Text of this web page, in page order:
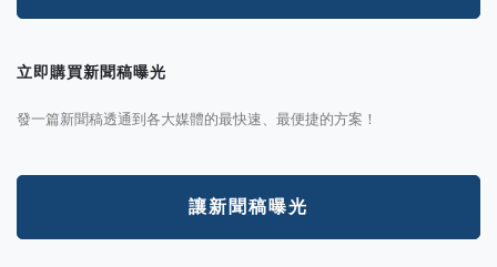
立即購買新聞稿曝光
發一篇新聞稿透通到各大媒體的最快速、最便捷的方案！
讓新聞稿曝光